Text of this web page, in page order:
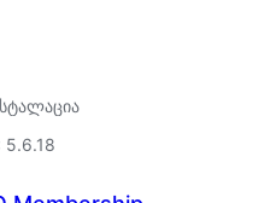
5.6.18